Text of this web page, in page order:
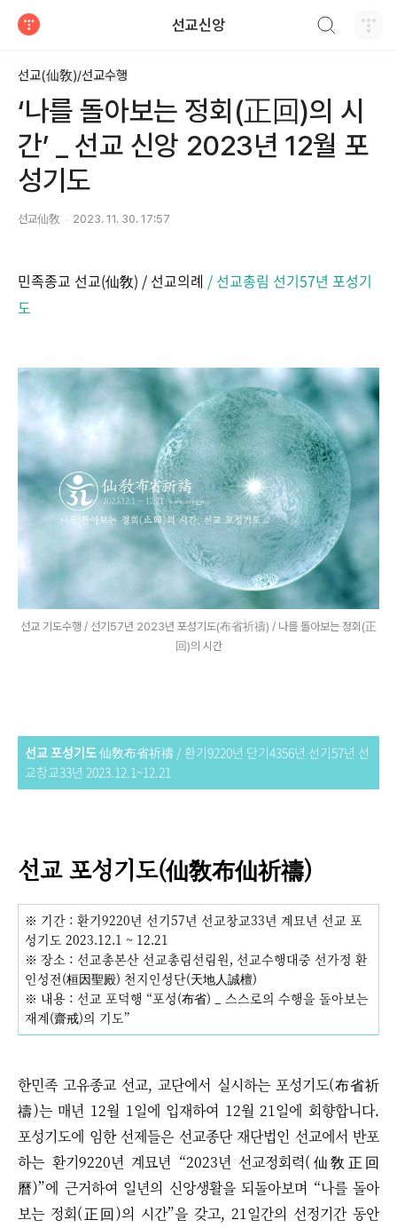
선교신앙
선교(仙敎)/선교수행
‘나를 돌아보는 정회(正回)의 시
간’ _ 선교 신앙 2023년 12월 포
성기도
선교仙敎 2023. 11. 30. 17:57
민족종교 선교(仙敎) / 선교의례 / 선교총림 선기57년 포성기
도
선교 기도수행 / 선기57년 2023년 포성기도(布省祈禱) / 나를 돌아보는 정회(正
回)의 시간
선교 포성기도仙敎布省祈禱 / 환기9220년 단기4356년 선기57년 선
교창교33년 2023.12.1~12.21
선교 포성기도(仙敎布仙祈禱)
※ 기간 : 환기9220년 선기57년 선교창교33년 계묘년 선교 포
성기도 2023.12.1 ~ 12.21
※ 장소 : 선교총본산 선교총림선림원, 선교수행대중 선가정 환
인성전(桓因聖殿) 천지인성단(天地人誠檀)
※ 내용 : 선교 포덕행 “포성(布省) _ 스스로의 수행을 돌아보는
재계(齋戒)의 기도”
한민족 고유종교 선교, 교단에서 실시하는 포성기도(布省祈
禱)는 매년 12월 1일에 입재하여 12월 21일에 회향합니다.
포성기도에 임한 선제들은 선교종단 재단법인 선교에서 반포
하는 환기9220년 계묘년 “2023년 선교정회력(仙敎正回
曆)”에 근거하여 일년의 신앙생활을 되돌아보며 “나를 돌아
보는 정회(正回)의 시간”을 갖고, 21일간의 선정기간 동안